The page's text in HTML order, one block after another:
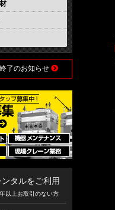
了のお知らせ
タルをご利用
以上お取引のない方